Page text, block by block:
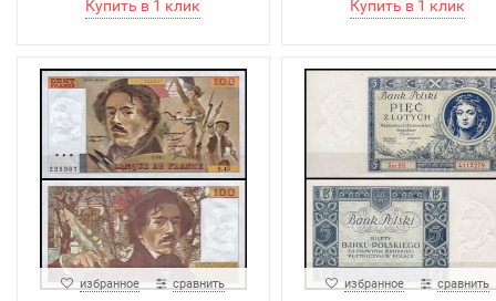
избранное сравнить избранное сравнить